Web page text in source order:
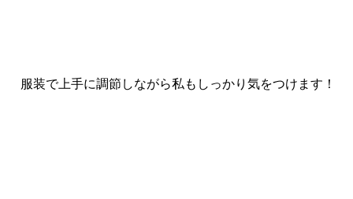
服装で上手に調節しながら私もしっかり気をつけます！